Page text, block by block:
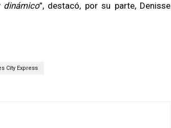
”, destacó, por su parte, Denisse
City Express